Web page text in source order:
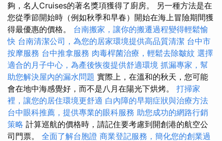
夠，名人Cruises的著名獎項獲得了廚房。 另一種方法是在
您從季節開始時（例如秋季和早春）開始在海上冒險期間獲
得最優惠的價格。 台南搬家，讓你的搬遷過程變得輕鬆愉
快 台南清潔公司，為您的居家環境提供高品質清潔 台中市
按摩服務 台中推拿服務 肉毒桿菌治療，輕鬆去除皺紋 選擇
適合的月子中心，為產後恢復提供舒適環境 抓漏專家，幫
助您解決屋內的漏水問題 實際上，在溫和的秋天，您可能
會在地中海感覺好，而不是八月在陽光下烘烤。 打掃家
裡，讓您的居住環境更舒適 白內障的早期症狀與治療方法
台中眼科推薦，提供專業的眼科服務 助您成功的網路行銷
策略 計算巡航的價格時，請記住要考慮到開創港的航空公
司門票。 全面了解台胞證 商業登記服務，簡化您的創業過